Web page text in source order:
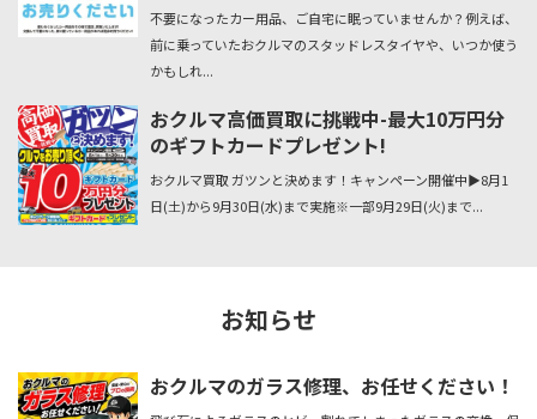
不要になったカー用品、ご自宅に眠っていませんか？例えば、
前に乗っていたおクルマのスタッドレスタイヤや、いつか使う
かもしれ...
おクルマ高価買取に挑戦中-最大10万円分
のギフトカードプレゼント!
おクルマ買取 ガツンと決めます！キャンペーン開催中▶8月1
日(土)から9月30日(水)まで実施※一部9月29日(火)まで...
お知らせ
おクルマのガラス修理、お任せください！